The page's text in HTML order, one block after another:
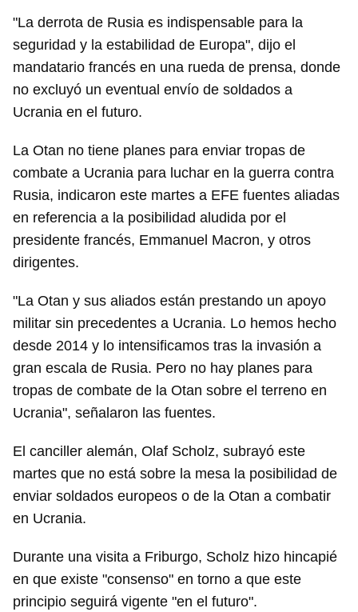
"La derrota de Rusia es indispensable para la
seguridad y la estabilidad de Europa", dijo el
mandatario francés en una rueda de prensa, donde
no excluyó un eventual envío de soldados a
Ucrania en el futuro.
La Otan no tiene planes para enviar tropas de
combate a Ucrania para luchar en la guerra contra
Rusia, indicaron este martes a EFE fuentes aliadas
en referencia a la posibilidad aludida por el
presidente francés, Emmanuel Macron, y otros
dirigentes.
"La Otan y sus aliados están prestando un apoyo
militar sin precedentes a Ucrania. Lo hemos hecho
desde 2014 y lo intensificamos tras la invasión a
gran escala de Rusia. Pero no hay planes para
tropas de combate de la Otan sobre el terreno en
Ucrania", señalaron las fuentes.
El canciller alemán, Olaf Scholz, subrayó este
martes que no está sobre la mesa la posibilidad de
enviar soldados europeos o de la Otan a combatir
en Ucrania.
Durante una visita a Friburgo, Scholz hizo hincapié
en que existe "consenso" en torno a que este
principio seguirá vigente "en el futuro".